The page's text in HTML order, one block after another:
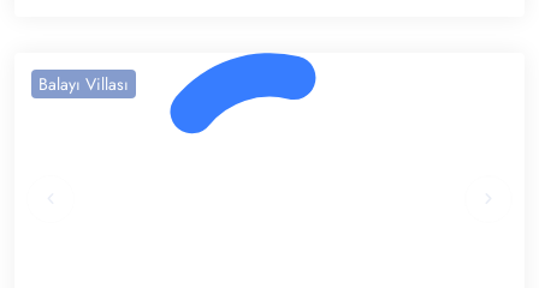
Balayı Villası